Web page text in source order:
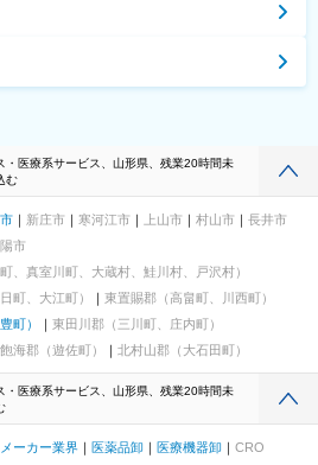
・医療系サービス、山形県、残業20時間未
む
新庄市 寒河江市 上山市 村山市
長井市
市
、真室川町、大蔵村、鮭川村、戸沢村）
町、大江町）
東置賜郡（高畠町、川西町）
町）
東田川郡（三川町、庄内町）
飽海郡（遊佐町） 北村山郡（大石田町）
・医療系サービス、山形県、残業20時間未
ーカー業界 医薬品卸 医療機器卸
CRO